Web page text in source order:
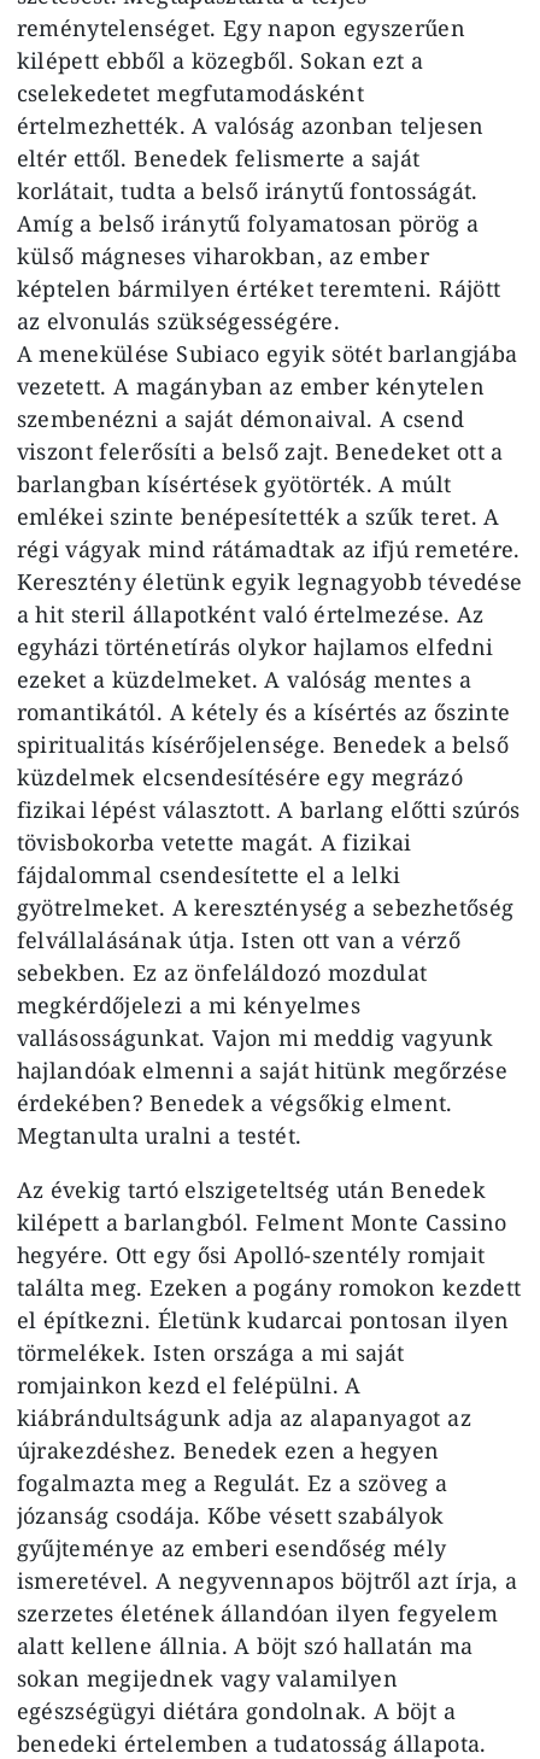
reménytelenséget. Egy napon egyszerűen
kilépett ebből a közegből. Sokan ezt a
cselekedetet megfutamodásként
értelmezhették. A valóság azonban teljesen
eltér ettől. Benedek felismerte a saját
korlátait, tudta a belső iránytű fontosságát.
Amíg a belső iránytű folyamatosan pörög a
külső mágneses viharokban, az ember
képtelen bármilyen értéket teremteni. Rájött
az elvonulás szükségességére.
A menekülése Subiaco egyik sötét barlangjába
vezetett. A magányban az ember kénytelen
szembenézni a saját démonaival. A csend
viszont felerősíti a belső zajt. Benedeket ott a
barlangban kísértések gyötörték. A múlt
emlékei szinte benépesítették a szűk teret. A
régi vágyak mind rátámadtak az ifjú remetére.
Keresztény életünk egyik legnagyobb tévedése
a hit steril állapotként való értelmezése. Az
egyházi történetírás olykor hajlamos elfedni
ezeket a küzdelmeket. A valóság mentes a
romantikától. A kétely és a kísértés az őszinte
spiritualitás kísérőjelensége. Benedek a belső
küzdelmek elcsendesítésére egy megrázó
fizikai lépést választott. A barlang előtti szúrós
tövisbokorba vetette magát. A fizikai
fájdalommal csendesítette el a lelki
gyötrelmeket. A kereszténység a sebezhetőség
felvállalásának útja. Isten ott van a vérző
sebekben. Ez az önfeláldozó mozdulat
megkérdőjelezi a mi kényelmes
vallásosságunkat. Vajon mi meddig vagyunk
hajlandóak elmenni a saját hitünk megőrzése
érdekében? Benedek a végsőkig elment.
Megtanulta uralni a testét.
Az évekig tartó elszigeteltség után Benedek
kilépett a barlangból. Felment Monte Cassino
hegyére. Ott egy ősi Apolló-szentély romjait
találta meg. Ezeken a pogány romokon kezdett
el építkezni. Életünk kudarcai pontosan ilyen
törmelékek. Isten országa a mi saját
romjainkon kezd el felépülni. A
kiábrándultságunk adja az alapanyagot az
újrakezdéshez. Benedek ezen a hegyen
fogalmazta meg a Regulát. Ez a szöveg a
józanság csodája. Kőbe vésett szabályok
gyűjteménye az emberi esendőség mély
ismeretével. A negyvennapos böjtről azt írja, a
szerzetes életének állandóan ilyen fegyelem
alatt kellene állnia. A böjt szó hallatán ma
sokan megijednek vagy valamilyen
egészségügyi diétára gondolnak. A böjt a
benedeki értelemben a tudatosság állapota.